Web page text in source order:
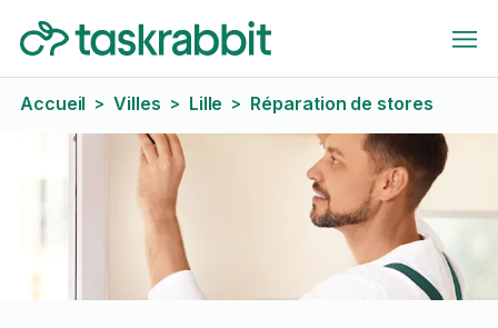
Accueil > Villes > Lille > Réparation de stores